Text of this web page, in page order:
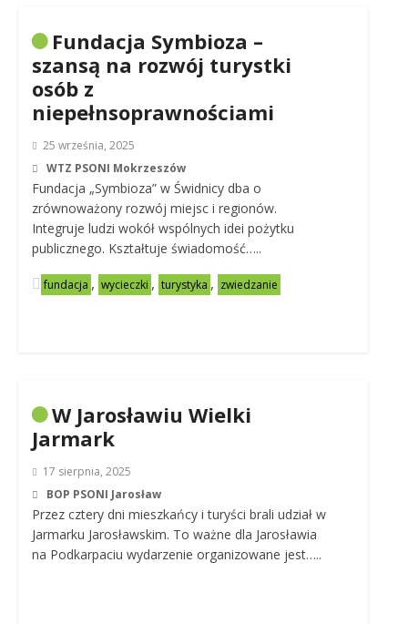
Fundacja Symbioza –
szansą na rozwój turystki
osób z
niepełnsoprawnościami
25 września, 2025
WTZ PSONI Mokrzeszów
Fundacja „Symbioza” w Świdnicy dba o
zrównoważony rozwój miejsc i regionów.
Integruje ludzi wokół wspólnych idei pożytku
publicznego. Kształtuje świadomość…..
fundacja , wycieczki , turystyka , zwiedzanie
W Jarosławiu Wielki
Jarmark
17 sierpnia, 2025
BOP PSONI Jarosław
Przez cztery dni mieszkańcy i turyści brali udział w
Jarmarku Jarosławskim. To ważne dla Jarosławia
na Podkarpaciu wydarzenie organizowane jest…..